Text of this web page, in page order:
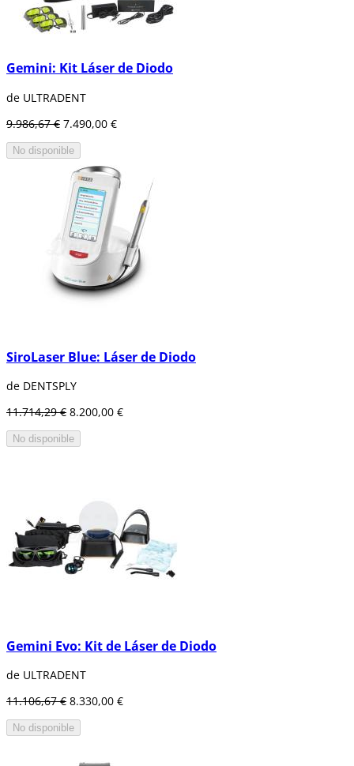
Gemini: Kit Láser de Diodo
de ULTRADENT
9.986,67 € 7.490,00 €
No disponible
SiroLaser Blue: Láser de Diodo
de DENTSPLY
11.714,29 € 8.200,00 €
No disponible
Gemini Evo: Kit de Láser de Diodo
de ULTRADENT
11.106,67 € 8.330,00 €
No disponible